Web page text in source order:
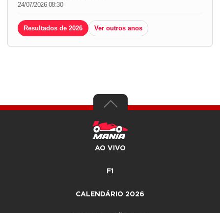
24/07/2026 08:30
Resultados de 2026 Ver outros anos
AO VIVO
F1
CALENDÁRIO 2026